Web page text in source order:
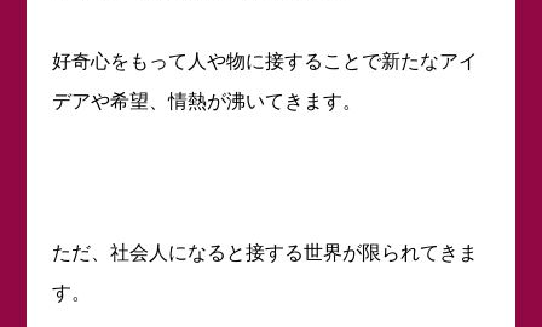
好奇心をもって人や物に接することで新たなアイ
デアや希望、情熱が沸いてきます。
ただ、社会人になると接する世界が限られてきま
す。